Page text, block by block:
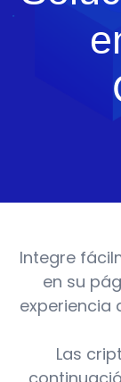
Integre
en su
experiencia
Las